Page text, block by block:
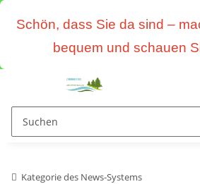
Schön, dass Sie da sind –
bequem und schauen
Kategorie des News-Systems